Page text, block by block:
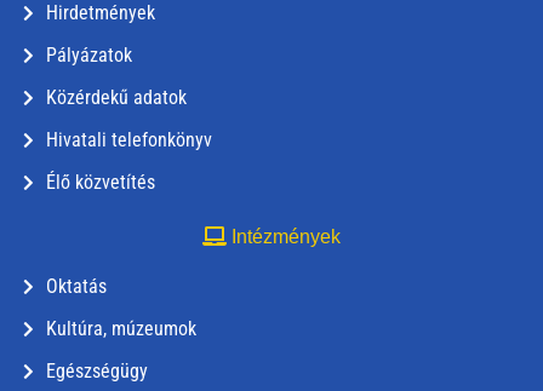
Hirdetmények
Pályázatok
Közérdekű adatok
Hivatali telefonkönyv
Élő közvetítés
Intézmények
Oktatás
Kultúra, múzeumok
Egészségügy